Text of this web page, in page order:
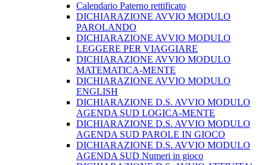
Calendario Paterno rettificato
DICHIARAZIONE AVVIO MODULO
PAROLANDO
DICHIARAZIONE AVVIO MODULO
LEGGERE PER VIAGGIARE
DICHIARAZIONE AVVIO MODULO
MATEMATICA-MENTE
DICHIARAZIONE AVVIO MODULO
ENGLISH
DICHIARAZIONE D.S. AVVIO MODULO
AGENDA SUD LOGICA-MENTE
DICHIARAZIONE D.S. AVVIO MODULO
AGENDA SUD PAROLE IN GIOCO
DICHIARAZIONE D.S. AVVIO MODULO
AGENDA SUD Numeri in gioco